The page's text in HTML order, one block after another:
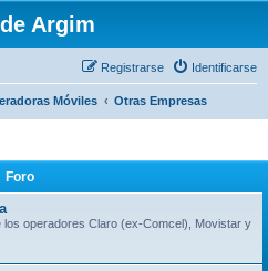
Argim
Identificarse
Registrarse
Móviles Otras Empresas
Foro
operadores Claro (ex-Comcel), Movistar y